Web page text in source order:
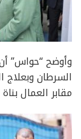
السرطان
مقابر العمال